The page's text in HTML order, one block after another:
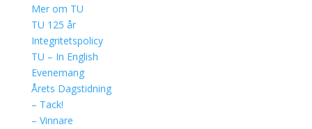
Mer om TU
TU 125 år
Integritetspolicy
TU – In English
Evenemang
Årets Dagstidning
– Tack!
– Vinnare